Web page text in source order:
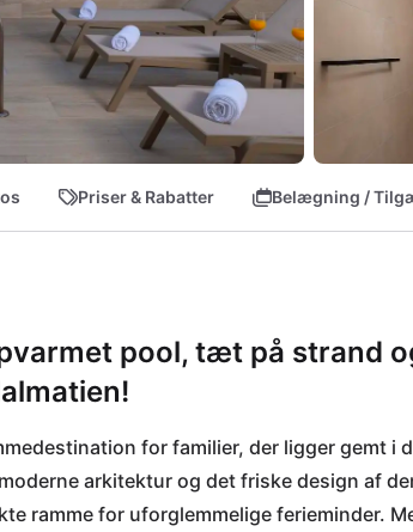
Priser & Rabatter Belægning /
pool, tæt på strand
for familier, der ligger gemt i
arkitektur og det friske design af
ramme for uforglemmelige ferieminder.